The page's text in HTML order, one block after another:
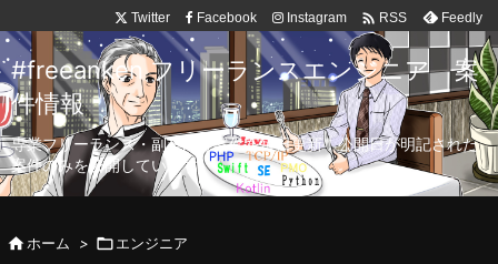
Twitter Facebook Instagram  RSS Feedly
#freeanken フリーランスエンジニア 案
件情報
専業フリーランス・副業向け案件を毎日更新！公開日が明記された
案件のみを公開しています。
ホーム > エンジニア